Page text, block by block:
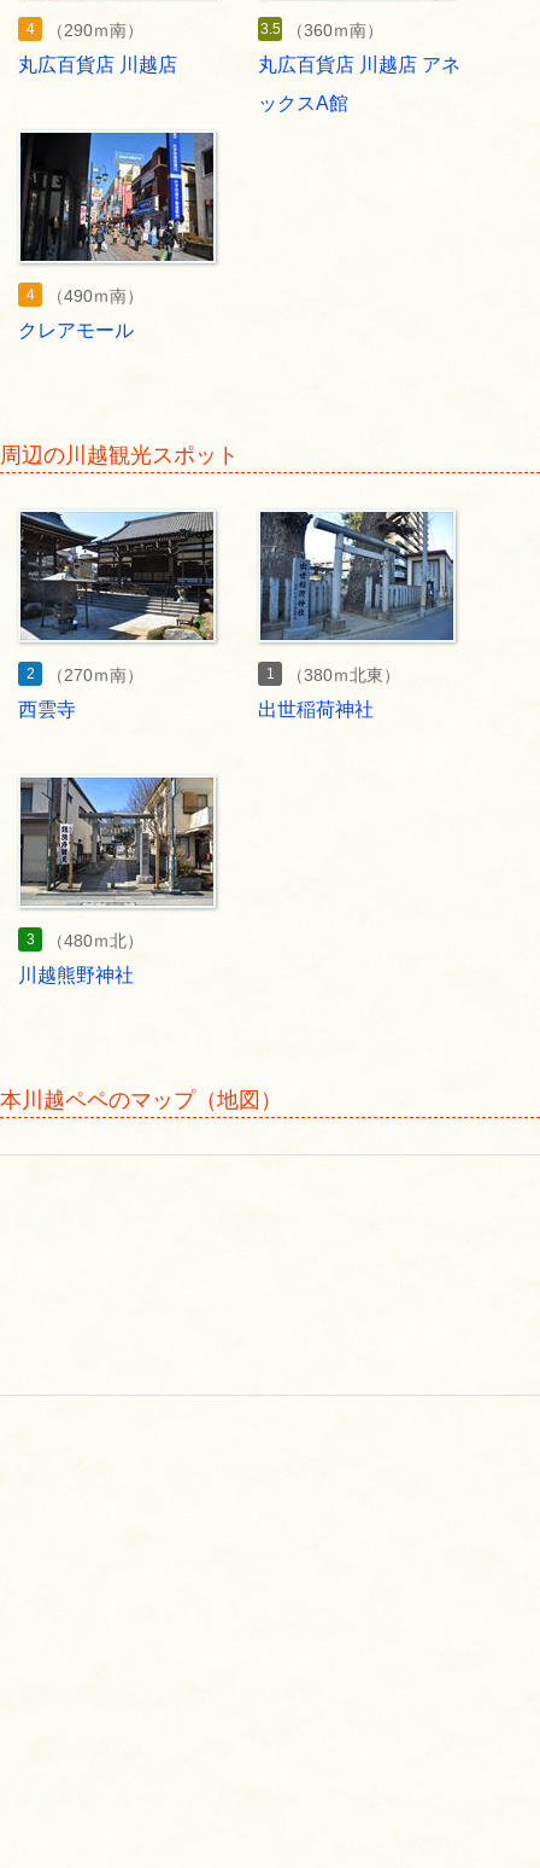
4 （290ｍ南）
丸広百貨店 川越店
3.5 （360ｍ南）
丸広百貨店 川越店 アネ
ックスA館
4 （490ｍ南）
クレアモール
周辺の川越観光スポット
2 （270ｍ南）
西雲寺
1 （380ｍ北東）
出世稲荷神社
3 （480ｍ北）
川越熊野神社
本川越ペペのマップ（地図）